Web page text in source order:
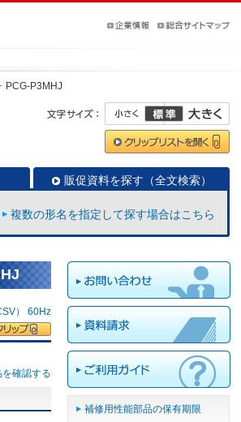
PCG-P3MHJ
販促資料を探す（全文検索）
複数の形名を指定して探す場合はこちら
） 60Hz
確認する
補修用性能部品の保有期限